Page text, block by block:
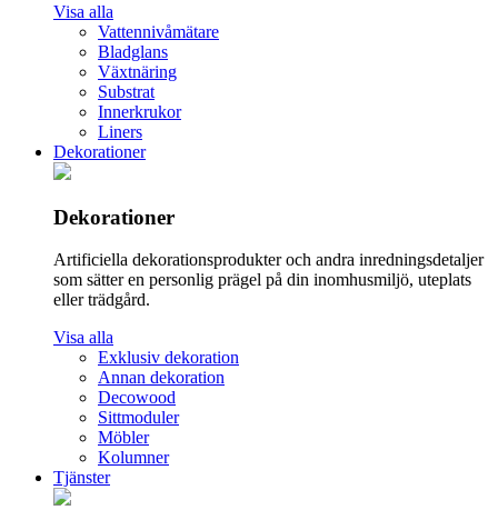
Visa alla
Vattennivåmätare
Bladglans
Växtnäring
Substrat
Innerkrukor
Liners
Dekorationer
Dekorationer
Artificiella dekorationsprodukter och andra inredningsdetaljer
som sätter en personlig prägel på din inomhusmiljö, uteplats
eller trädgård.
Visa alla
Exklusiv dekoration
Annan dekoration
Decowood
Sittmoduler
Möbler
Kolumner
Tjänster